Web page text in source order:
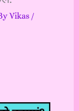
Vikas /